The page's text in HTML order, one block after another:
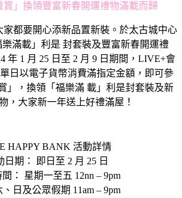
賞」換領豐富新春開運禮物滿載而歸
家都要開心添新品置新裝。於太古城中心
滿載」利是 封套裝及豐富新春開運禮
年 1 月 25 日至 2 月 9 日期間，LIVE+會
日以電子貨幣消費滿指定金額，即可參
」，換領「福樂滿 載」利是封套裝及新
，大家新一年送上好禮滿屋！
HAPPY BANK 活動詳情
日期： 即日至 2 月 25 日
： 星期一至五 12nn – 9pm
、日及公眾假期 11am – 9pm